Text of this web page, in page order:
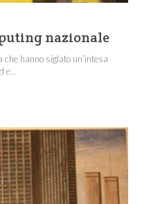
nazionale
hanno siglato un’intesa
e...